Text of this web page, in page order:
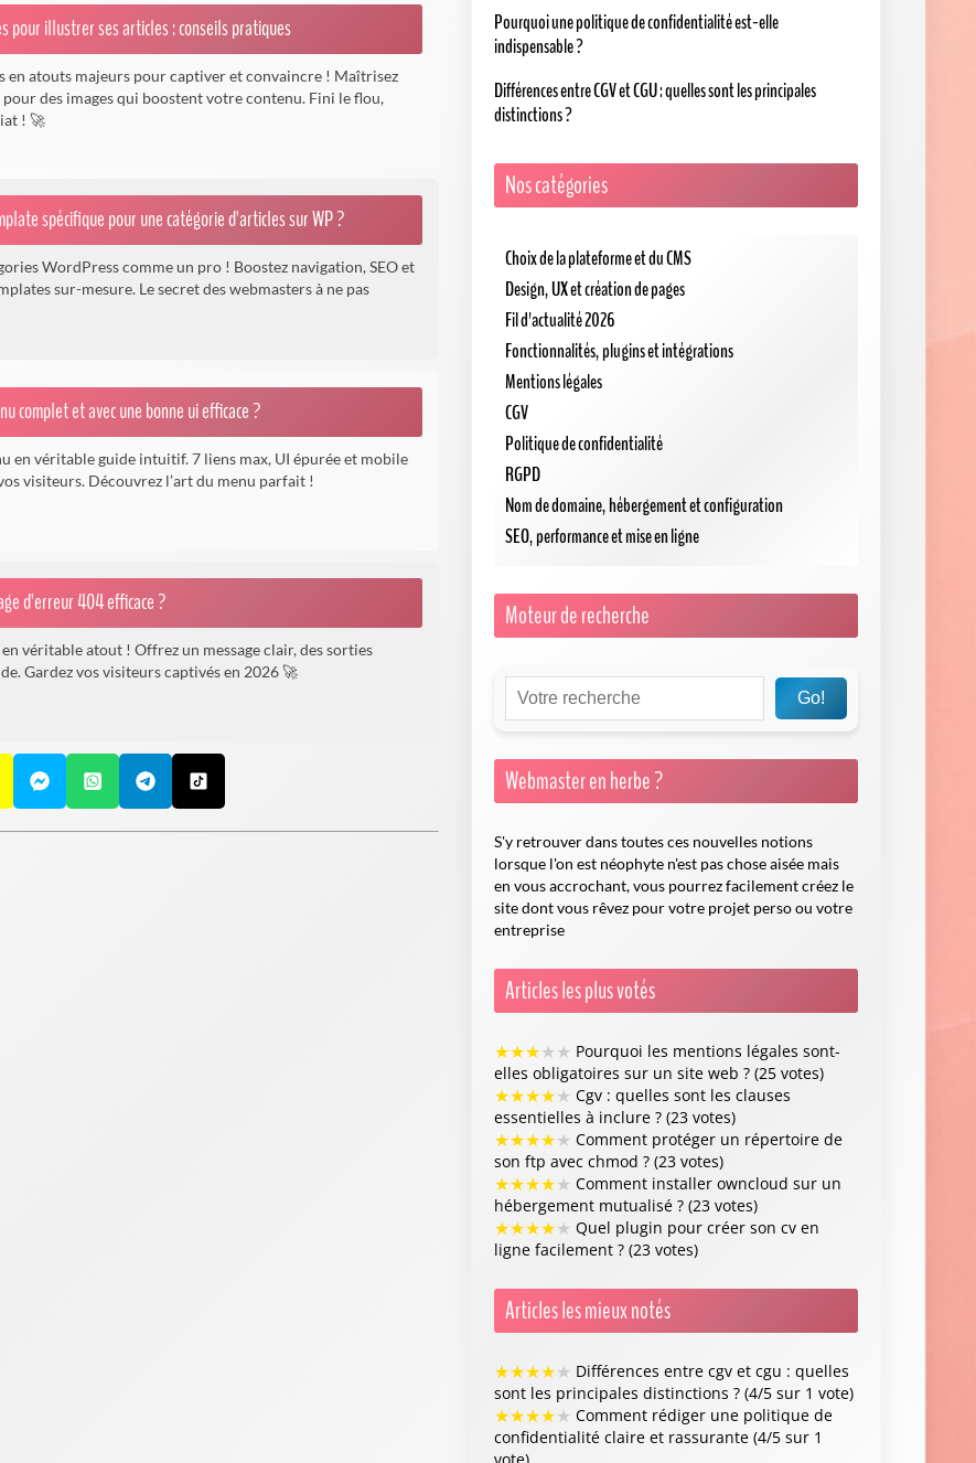
pour illustrer ses articles : conseils pratiques
en atouts majeurs pour captiver et convaincre ! Maîtrisez
des images qui boostent votre contenu. Fini le flou,
! 🚀
spécifique pour une catégorie d'articles sur WP ?
WordPress comme un pro ! Boostez navigation, SEO et
sur-mesure. Le secret des webmasters à ne pas
complet et avec une bonne ui efficace ?
en véritable guide intuitif. 7 liens max, UI épurée et mobile
visiteurs. Découvrez l’art du menu parfait !
d'erreur 404 efficace ?
véritable atout ! Offrez un message clair, des sorties
Gardez vos visiteurs captivés en 2026 🚀
Pourquoi une politique de confidentialité est-elle
indispensable ?
Différences entre CGV et CGU : quelles sont les principales
distinctions ?
Nos catégories
Choix de la plateforme et du CMS
Design, UX et création de pages
Fil d'actualité 2026
Fonctionnalités, plugins et intégrations
Mentions légales
CGV
Politique de confidentialité
RGPD
Nom de domaine, hébergement et configuration
SEO, performance et mise en ligne
Moteur de recherche
Go!
Webmaster en herbe ?
S'y retrouver dans toutes ces nouvelles notions
lorsque l'on est néophyte n'est pas chose aisée mais
en vous accrochant, vous pourrez facilement créez le
site dont vous rêvez pour votre projet perso ou votre
entreprise
Articles les plus votés
★★★★★ Pourquoi les mentions légales sont-
elles obligatoires sur un site web ? (25 votes)
★★★★★ Cgv : quelles sont les clauses
essentielles à inclure ? (23 votes)
★★★★★ Comment protéger un répertoire de
son ftp avec chmod ? (23 votes)
★★★★★ Comment installer owncloud sur un
hébergement mutualisé ? (23 votes)
★★★★★ Quel plugin pour créer son cv en
ligne facilement ? (23 votes)
Articles les mieux notés
★★★★★ Différences entre cgv et cgu : quelles
sont les principales distinctions ? (4/5 sur 1 vote)
★★★★★ Comment rédiger une politique de
confidentialité claire et rassurante (4/5 sur 1